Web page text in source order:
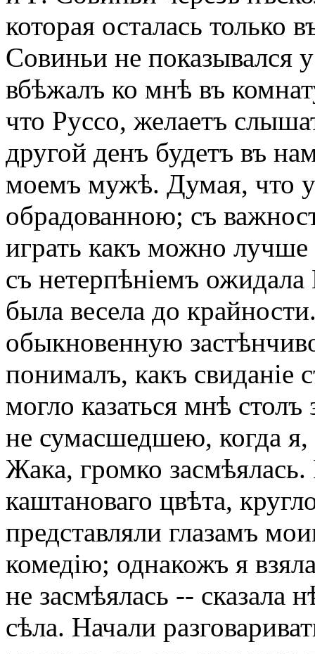
которая осталась только
Совиньи не показывался
вбѣжалъ ко мнѣ въ
что Руссо, желаетъ
другой денъ будетъ въ
моемъ мужѣ. Думая, что
обрадованною; съ
играть какъ можно
съ нетерпѣніемъ
была весела до
обыкновенную
понималъ, какъ
могло казаться мнѣ
не сумасшедшею, когда
Жака, громко
каштановаго цвѣта,
представляли глазамъ
комедію; однакожъ я
не засмѣялась -- сказала
сѣла. Начали